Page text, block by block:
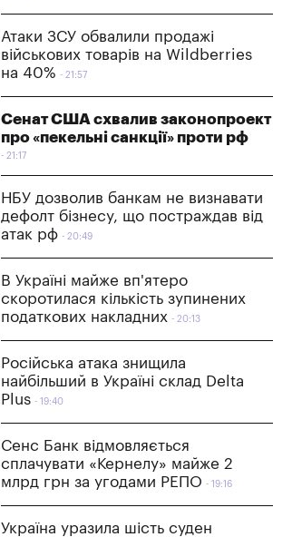
Атаки ЗСУ обвалили продажі
військових товарів на Wildberries
на 40%
21:57
Сенат США схвалив законопроект
про «пекельні санкції» проти рф
21:17
НБУ дозволив банкам не визнавати
дефолт бізнесу, що постраждав від
атак рф
20:49
В Україні майже вп'ятеро
скоротилася кількість зупинених
податкових накладних
20:13
Російська атака знищила
найбільший в Україні склад Delta
Plus
19:40
Сенс Банк відмовляється
сплачувати «Кернелу» майже 2
млрд грн за угодами РЕПО
19:16
Україна уразила шість суден